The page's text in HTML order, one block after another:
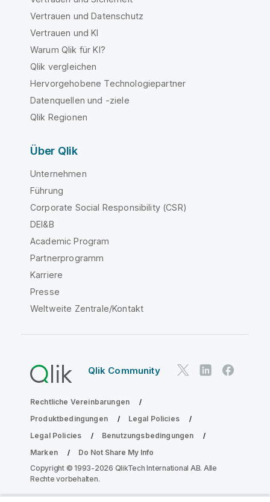
Vertrauen und Datenschutz
Vertrauen und KI
Warum Qlik für KI?
Qlik vergleichen
Hervorgehobene Technologiepartner
Datenquellen und -ziele
Qlik Regionen
Über Qlik
Unternehmen
Führung
Corporate Social Responsibility (CSR)
DEI&B
Academic Program
Partnerprogramm
Karriere
Presse
Weltweite Zentrale/Kontakt
Qlik Community
Rechtliche Vereinbarungen
Produktbedingungen
Legal Policies
Legal Policies
Benutzungsbedingungen
Marken
Do Not Share My Info
Copyright © 1993-2026 QlikTech International AB. Alle
Rechte vorbehalten.